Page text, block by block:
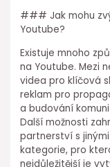
### Jak mohu
Youtube?
Existuje mnoho
na Youtube. Mezi
videa pro klíčová
reklam pro
a budování
Další možnosti
partnerství s
kategorie, pro
nejdůležitější je